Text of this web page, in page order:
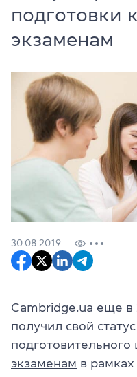
подготовки
экзаменам
30.08.2019
Cambridge.ua еще в
получил свой
подготовительного
экзаменам в